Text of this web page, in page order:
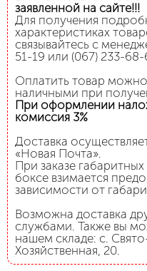
заявленной на сайте!!!
Для получения
характеристиках
связывайтесь с
51-19 или (067) 233-
Оплатить товар
наличными при
При оформлении
комиссия 3%
Доставка
«Новая Почта».
При заказе
боксе взимается
зависимости от
Возможна доставка
службами. Также вы
нашем складе: с.
Хозяйственная, 20.